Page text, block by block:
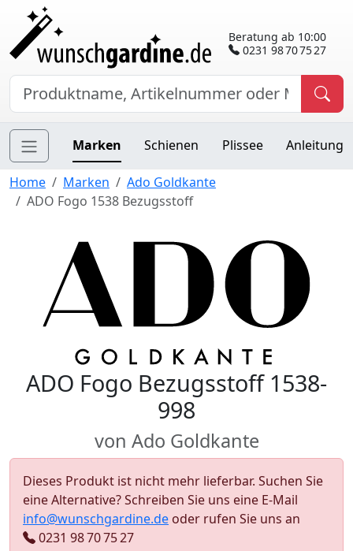
Beratung ab 10:00
0231 98 70 75 27
Marken Schienen Plissee Anleitung
Home Marken
Ado Goldkante
ADO Fogo 1538 Bezugsstoff
ADO Fogo Bezugsstoff 1538-
998
von Ado Goldkante
Dieses Produkt ist nicht mehr lieferbar. Suchen Sie
eine Alternative? Schreiben Sie uns eine E-Mail
info@wunschgardine.de oder rufen Sie uns an
0231 98 70 75 27